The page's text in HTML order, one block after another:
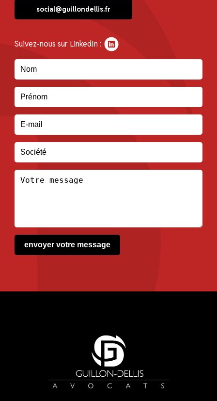
social@guillondellis.fr
Suivez-nous sur LinkedIn :
envoyer votre message